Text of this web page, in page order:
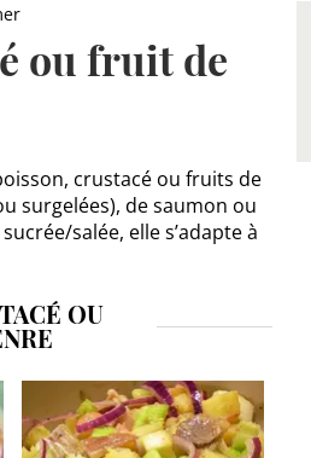
ou fruit de
crustacé ou fruits de
surgelées), de saumon ou
salée, elle s’adapte à
OU